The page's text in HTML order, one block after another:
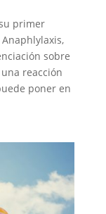
primer
sobre
reacción
poner en